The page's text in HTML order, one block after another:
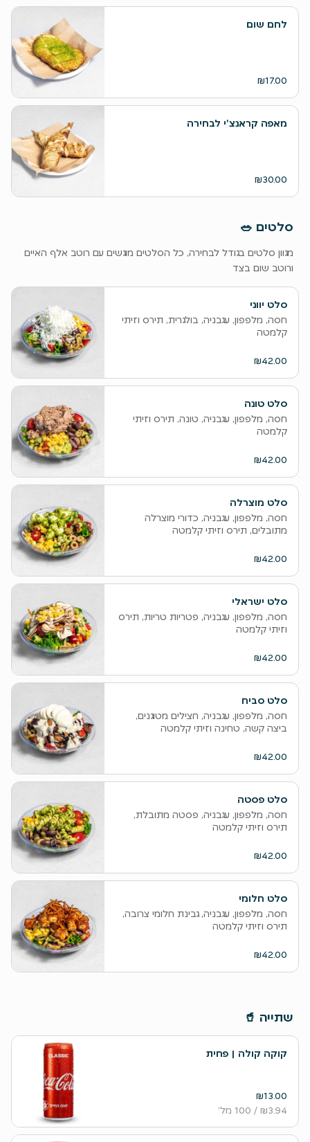
לחם שום
₪17.00
מאפה קראנצ'י לבחירה
₪30.00
‫סלטים 🥗
מגוון סלטים בגודל לבחירה, כל הסלטים מוגשים עם רוטב אלף האיים
ורוטב שום בצד
סלט יווני
חסה, מלפפון, עגבניה, בולגרית, תירס וזיתי
קלמטה
₪42.00
סלט טונה
חסה, מלפפון, עגבניה, טונה, תירס וזיתי
קלמטה
₪42.00
סלט מוצרלה
חסה, מלפפון, עגבניה, כדורי מוצרלה
מתובלים, תירס וזיתי קלמטה
₪42.00
סלט ישראלי
חסה, מלפפון, עגבניה, פטריות טריות, תירס
וזיתי קלמטה
₪42.00
סלט סביח
חסה, מלפפון, עגבניה, חצילים מטוגנים,
ביצה קשה, טחינה וזיתי קלמטה
₪42.00
סלט פסטה
חסה, מלפפון, עגבניה, פסטה מתובלת,
תירס וזיתי קלמטה
₪42.00
סלט חלומי
חסה, מלפפון, עגבניה, גבינת חלומי צרובה,
תירס וזיתי קלמטה
₪42.00
‫שתייה 🥤
קוקה קולה | פחית
₪13.00
₪3.94 / 100 מל׳